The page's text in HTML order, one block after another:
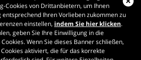
Cookies von Drittanbietern, um Ihnen
Ihren Vorlieben zukommen zu
einstellen, indem Sie hier klicken.
geben Sie Ihre Einwilligung in die
Wenn Sie dieses Banner schließen,
aktiviert, die für das korrekte
Vino.com
with
in Tuscany